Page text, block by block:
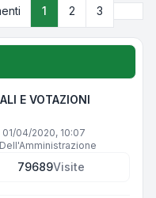
1 2 3
E VOTAZIONI
01/04/2020, 10:07
79689Visite